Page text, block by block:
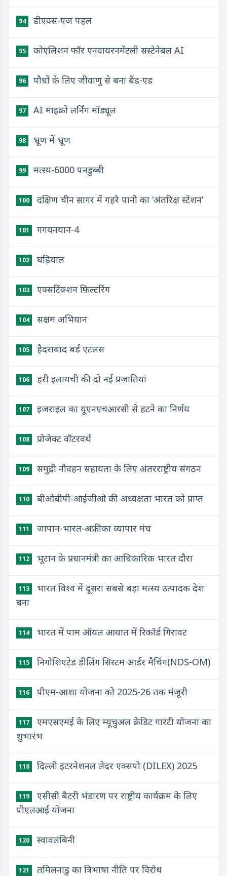
94 ​डीएक्स-एज पहल
95 कोएलिशन फॉर एनवायरनमेंटली सस्टेनेबल AI
96 पौधों के लिए जीवाणु से बना बैंड-एड
97 AI माइक्रो लर्निंग मॉड्यूल
98 भ्रूण में भ्रूण
99 मत्स्य-6000 पनडुब्बी
100 दक्षिण चीन सागर में गहरे पानी का ‘अंतरिक्ष स्टेशन’
101 गगयनयान-4
102 घड़ियाल
103 एक्सटिंक्शन फ़िल्टरिंग
104 सक्षम अभियान
105 हैदराबाद बर्ड एटलस
106 हरी इलायची की दो नई प्रजातियां
107 इजराइल का यूएनएचआरसी से हटने का निर्णय
108 प्रोजेक्ट वॉटरवर्थ
109 समुद्री नौवहन सहायता के लिए अंतरराष्ट्रीय संगठन
110 बीओबीपी-आईजीओ की अध्यक्षता भारत को प्राप्त
111 जापान-भारत-अफ्रीका व्यापार मंच
112 भूटान के प्रधानमंत्री का आधिकारिक भारत दौरा
113
भारत विश्व में दूसरा सबसे बड़ा मत्स्य उत्पादक देश
बना
114 भारत में पाम ऑयल आयात में रिकॉर्ड गिरावट
115 निगोशिएटेड डीलिंग सिस्टम आर्डर मैचिंग(NDS-OM)
116 पीएम-आशा योजना को 2025-26 तक मंजूरी
117
एमएसएमई के लिए म्यूचुअल क्रेडिट गारंटी योजना का
शुभारंभ
118 दिल्ली इंटरनेशनल लेदर एक्सपो (DILEX) 2025
119
एसीसी बैटरी भंडारण पर राष्ट्रीय कार्यक्रम के लिए
पीएलआई योजना
120 स्वावलंबिनी
121 तमिलनाडु का त्रिभाषा नीति पर विरोध